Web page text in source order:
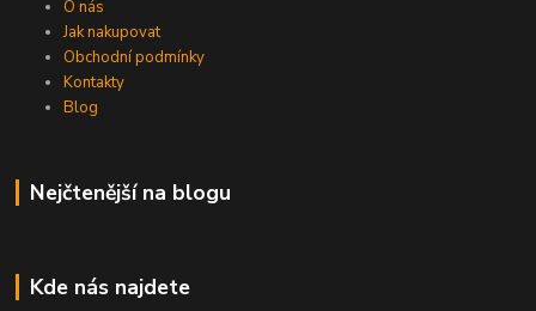
O nás
Jak nakupovat
Obchodní podmínky
Kontakty
Blog
Nejčtenější na blogu
Kde nás najdete